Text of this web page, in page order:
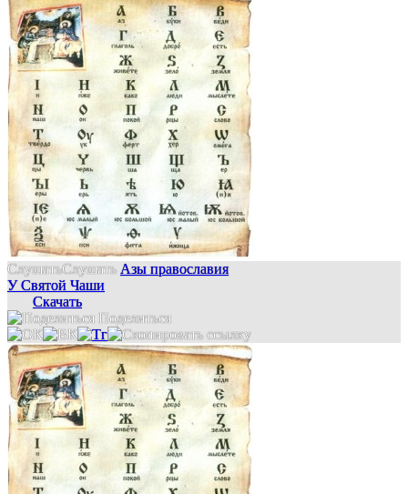
СлушатьСлушать Азы православия
У Святой Чаши
Скачать
Поделиться